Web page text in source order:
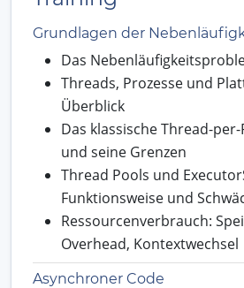
Grundlagen der
Das
Threads, Prozesse und
Überblick
Das klassische Thread-
und seine Grenzen
Thread Pools und
Funktionsweise und
Ressourcenverbrauch:
Overhead, Kontextwechsel
Asynchroner Code